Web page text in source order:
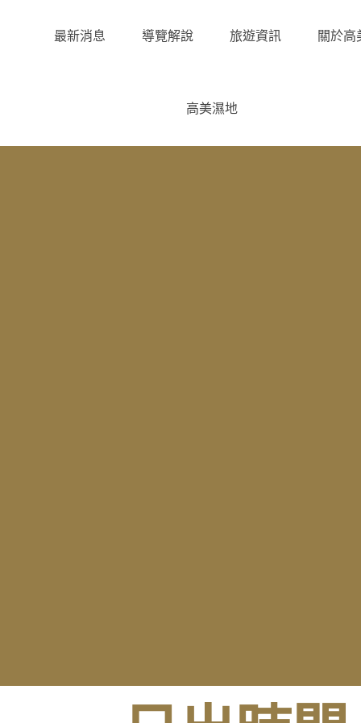
最新消息 導覽解說 旅遊資訊 關於高
高美濕地